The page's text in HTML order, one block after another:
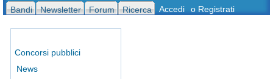
Bandi Newsletter Forum Ricerca Accedi o Registrati
Concorsi pubblici
News